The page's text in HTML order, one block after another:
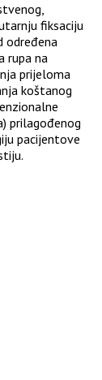
fiksaciju
određena
rupa na
prijeloma
koštanog
prilagođenog
pacijentove